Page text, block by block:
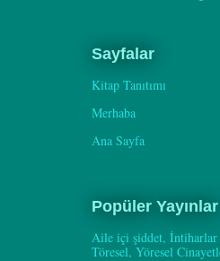
Sayfalar
Kitap Tanıtımı
Merhaba
Ana Sayfa
Popüler Yayınlar
Aile içi şiddet, İntiharlar
Töresel, Yöresel